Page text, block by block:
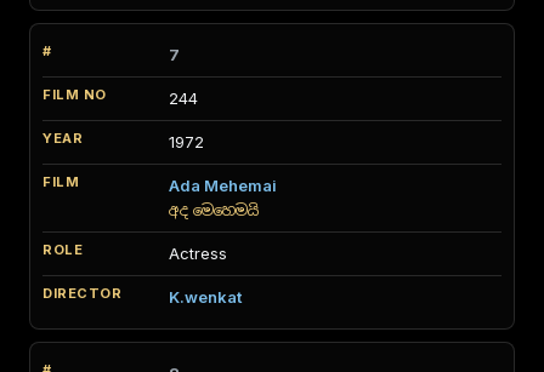
7
244
1972
Ada Mehemai
අද මෙහෙමයි
Actress
K.wenkat